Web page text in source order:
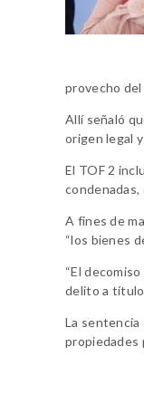
provecho
Allí señaló
origen legal
El TOF 2
A fines de
“los bienes
“El
delito a título
La sentencia
propiedades